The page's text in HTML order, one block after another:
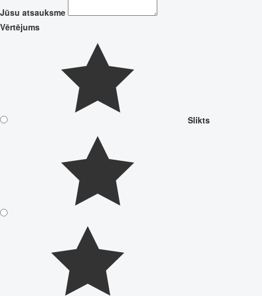
Jūsu atsauksme
Vērtējums
Slikts